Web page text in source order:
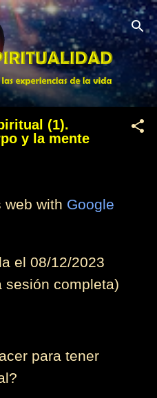
principal
(1).
y la mente
web with Google
el 08/12/2023
sesión completa)
para tener